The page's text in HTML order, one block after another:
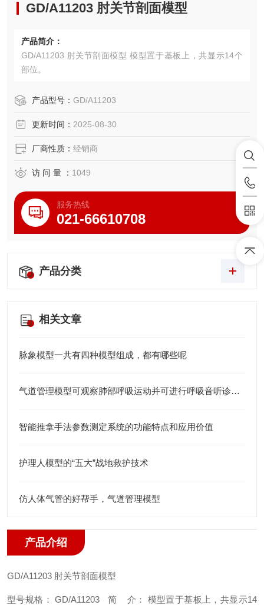
GD/A11203 肘关节剖面模型
产品简介：
GD/A11203 肘关节剖面模型 模型置于基板上，共显示14个
部位。
产品型号： GD/A11203
更新时间： 2025-08-30
厂商性质： 经销商
访 问 量 ： 1049
服务热线
021-66610708
产品分类
相关文章
脉象模型一共有四种模型组成，都有哪些呢
气道管理模型可观察肺部呼吸运动并可进行呼吸音听诊练习
智能推拿手法参数测定系统的功能特点和应用价值
护理人模型的“五大”战地救护技术
仿人体气管的好帮手，气道管理模型
产品介绍
GD/A11203 肘关节剖面模型
型号规格： GD/A11203
简 介： 模型置于基板上，共显示14